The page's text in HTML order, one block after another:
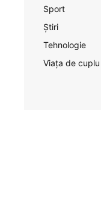
Sport
Știri
Tehnologie
Viața de cuplu